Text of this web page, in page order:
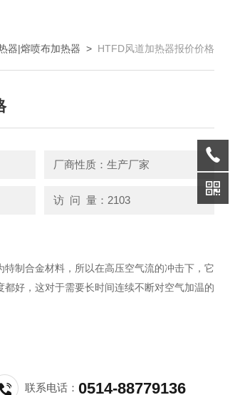
器|熔喷布加热器 > HTFD风道加热器报价价格
厂商性质：生产厂家
访 问 量：2103
特制合金材料，所以在高压空气流的冲击下，它
都好，这对于需要长时间连续不断对空气加温的
联系电话：0514-88779136